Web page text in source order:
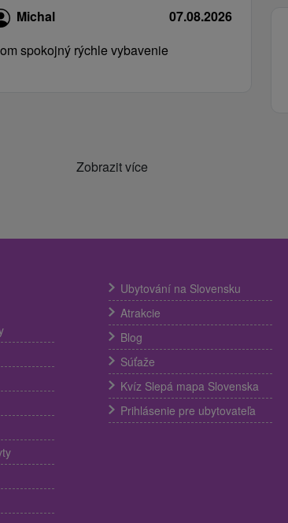
Michal
07.08.2026
spokojný rýchle vybavenie
Zobrazit více
Ubytování na Slovensku
Atrakcie
Blog
Súťaže
Kvíz Slepá mapa Slovenska
Prihlásenie pre ubytovateľa